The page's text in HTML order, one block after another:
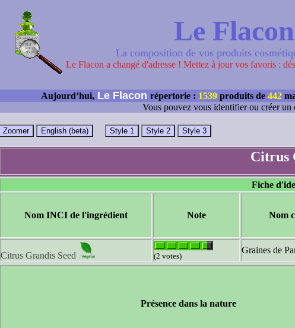
Le Flacon
La composition de vos produits
Le Flacon a changé d'adresse ! Mettez à jour vos favoris :
Aujourd’hui, Le Flacon répertorie : 1539 produits de 442
Vous pouvez vous identifier ou créer un
Citrus
Fiche
Nom INCI de l'ingrédient Note Nom
Citrus Grandis Seed (2 votes)
Graines de
Présence dans la nature